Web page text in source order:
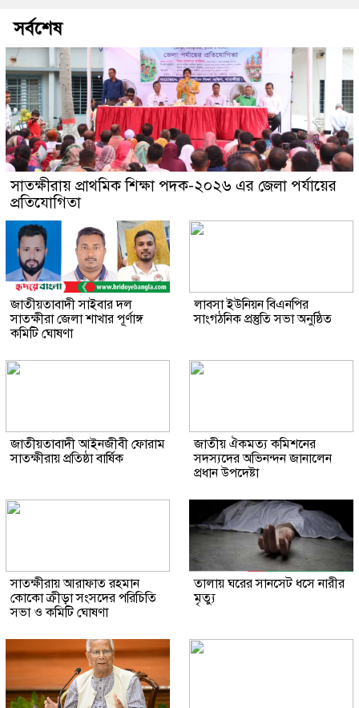
সর্বশেষ
সাতক্ষীরায় প্রাথমিক শিক্ষা পদক-২০২৬ এর জেলা পর্যায়ের
প্রতিযোগিতা
জাতীয়তাবাদী সাইবার দল
সাতক্ষীরা জেলা শাখার পূর্ণাঙ্গ
কমিটি ঘোষণা
লাবসা ইউনিয়ন বিএনপির
সাংগঠনিক প্রস্তুতি সভা অনুষ্ঠিত
জাতীয়তাবাদী আইনজীবী ফোরাম
সাতক্ষীরায় প্রতিষ্ঠা বার্ষিক
জাতীয় ঐকমত্য কমিশনের
সদস্যদের অভিনন্দন জানালেন
প্রধান উপদেষ্টা
সাতক্ষীরায় আরাফাত রহমান
কোকো ক্রীড়া সংসদের পরিচিতি
সভা ও কমিটি ঘোষণা
তালায় ঘরের সানসেট ধসে নারীর
মৃত্যু